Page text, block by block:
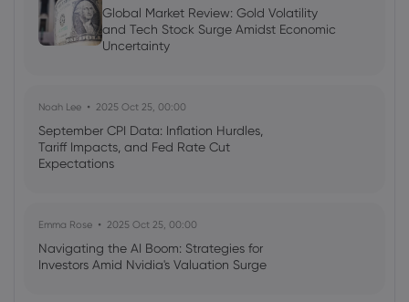
Global Market Review: Gold Volatility
and Tech Stock Surge Amidst Economic
Uncertainty
Noah Lee 2025 Oct 25, 00:00
September CPI Data: Inflation Hurdles,
Tariff Impacts, and Fed Rate Cut
Expectations
Emma Rose 2025 Oct 25, 00:00
Navigating the AI Boom: Strategies for
Investors Amid Nvidia's Valuation Surge